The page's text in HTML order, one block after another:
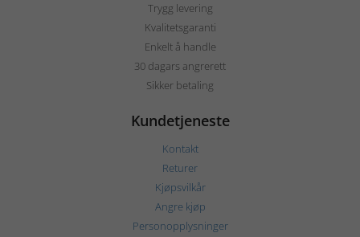
Trygg levering
Kvalitetsgaranti
Enkelt å handle
30 dagars angrerett
Sikker betaling
Kundetjeneste
Kontakt
Returer
Kjøpsvilkår
Angre kjøp
Personopplysninger